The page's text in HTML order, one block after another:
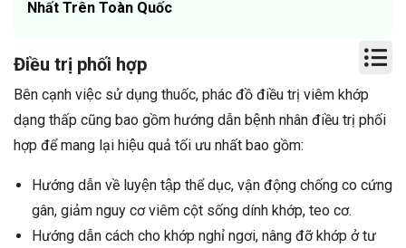
Nhất Trên Toàn Quốc
Điều trị phối hợp
Bên cạnh việc sử dụng thuốc, phác đồ điều trị viêm khớp
dạng thấp cũng bao gồm hướng dẫn bệnh nhân điều trị phối
hợp để mang lại hiệu quả tối ưu nhất bao gồm:
Hướng dẫn về luyện tập thể dục, vận động chống co cứng
gân, giảm nguy cơ viêm cột sống dính khớp, teo cơ.
Hướng dẫn cách cho khớp nghỉ ngơi, nâng đỡ khớp ở tư